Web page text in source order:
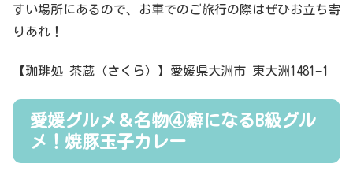
すい場所にあるので、お車でのご旅行の際はぜひお立ち寄
りあれ！
【珈琲処 茶蔵（さくら）】愛媛県大洲市 東大洲1481−1
愛媛グルメ＆名物④癖になるB級グル
メ！焼豚玉子カレー